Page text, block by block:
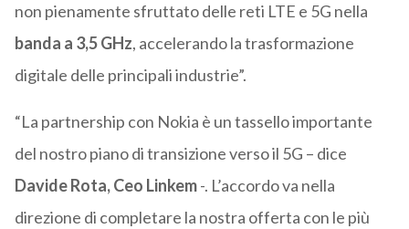
non pienamente sfruttato delle reti LTE e 5G nella
banda a 3,5 GHz, accelerando la trasformazione
digitale delle principali industrie”.
“La partnership con Nokia è un tassello importante
del nostro piano di transizione verso il 5G – dice
Davide Rota, Ceo Linkem-. L’accordo va nella
direzione di completare la nostra offerta con le più